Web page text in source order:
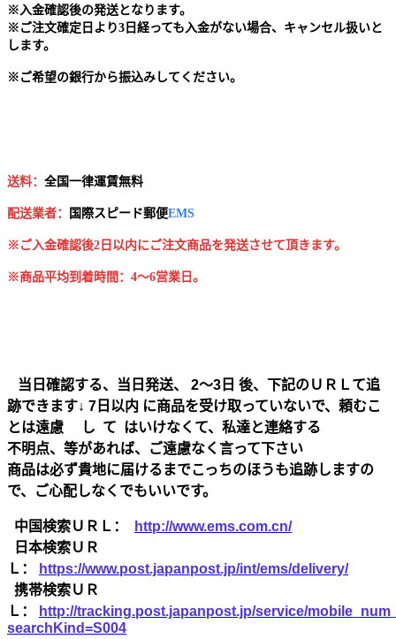
※ 入金確認後の発送となります。
※ ご注文確定日より3日経っても入金がない場合、キャンセル扱いと
します。
※ ご希望の銀行から振込みしてください。
送料： 全国一律運賃無料
配送業者： 国 際スピード郵便EMS
※ご入金確認後2日以内にご注文商品を発送させて頂きます。
※商品平均到着時間：4～6営業日。
当日確認する、当日発送、 2～3日 後、下記のＵＲＬて追
跡できます↓ 7日以内 に商品を受け取っていないで、頼むこ
とは遠慮 し て はいけなくて、私達と連絡する
不明点、等があれば、ご遠慮なく言って下さい
商品は必ず貴地に届けるまでこっちのほうも追跡しますの
で、ご心配しなくでもいいです。
中国検索ＵＲＬ：
http://www.ems.com.cn/
日本検索ＵＲ
Ｌ：
https://www.post.japanpost.jp/int/ems/delivery/
携帯検索ＵＲ
Ｌ：
http://tracking.post.japanpost.jp/service/
searchKind=S004